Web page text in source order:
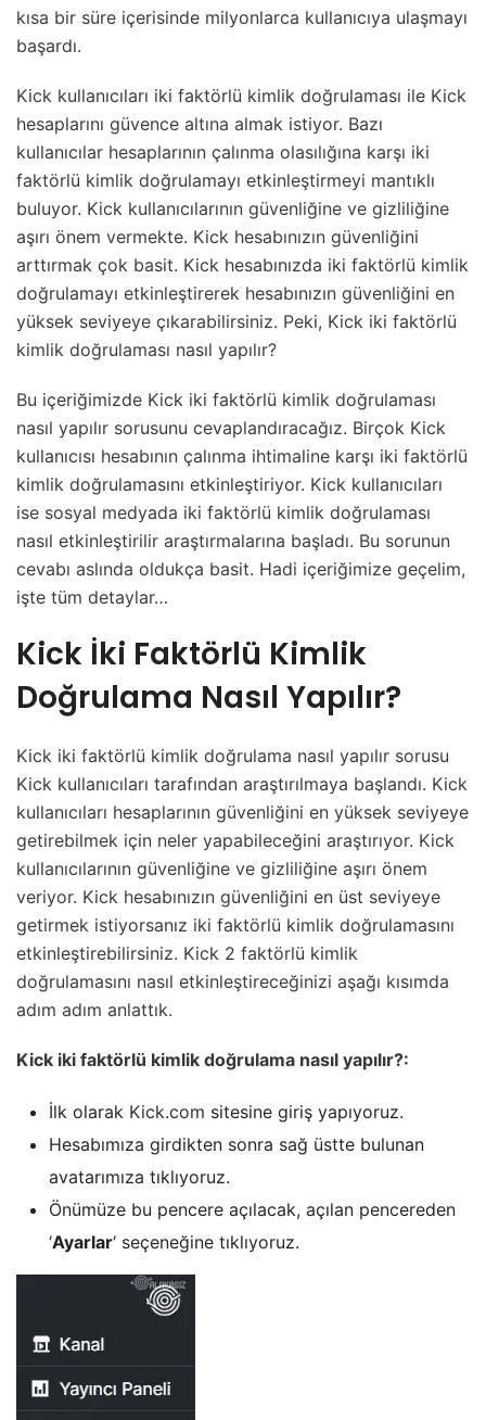
kısa bir süre içerisinde milyonlarca kullanıcıya ulaşmayı
başardı.
Kick kullanıcıları iki faktörlü kimlik doğrulaması ile Kick
hesaplarını güvence altına almak istiyor. Bazı
kullanıcılar hesaplarının çalınma olasılığına karşı iki
faktörlü kimlik doğrulamayı etkinleştirmeyi mantıklı
buluyor. Kick kullanıcılarının güvenliğine ve gizliliğine
aşırı önem vermekte. Kick hesabınızın güvenliğini
arttırmak çok basit. Kick hesabınızda iki faktörlü kimlik
doğrulamayı etkinleştirerek hesabınızın güvenliğini en
yüksek seviyeye çıkarabilirsiniz. Peki, Kick iki faktörlü
kimlik doğrulaması nasıl yapılır?
Bu içeriğimizde Kick iki faktörlü kimlik doğrulaması
nasıl yapılır sorusunu cevaplandıracağız. Birçok Kick
kullanıcısı hesabının çalınma ihtimaline karşı iki faktörlü
kimlik doğrulamasını etkinleştiriyor. Kick kullanıcıları
ise sosyal medyada iki faktörlü kimlik doğrulaması
nasıl etkinleştirilir araştırmalarına başladı. Bu sorunun
cevabı aslında oldukça basit. Hadi içeriğimize geçelim,
işte tüm detaylar…
Kick İki Faktörlü Kimlik
Doğrulama Nasıl Yapılır?
Kick iki faktörlü kimlik doğrulama nasıl yapılır sorusu
Kick kullanıcıları tarafından araştırılmaya başlandı. Kick
kullanıcıları hesaplarının güvenliğini en yüksek seviyeye
getirebilmek için neler yapabileceğini araştırıyor. Kick
kullanıcılarının güvenliğine ve gizliliğine aşırı önem
veriyor. Kick hesabınızın güvenliğini en üst seviyeye
getirmek istiyorsanız iki faktörlü kimlik doğrulamasını
etkinleştirebilirsiniz. Kick 2 faktörlü kimlik
doğrulamasını nasıl etkinleştireceğinizi aşağı kısımda
adım adım anlattık.
Kick iki faktörlü kimlik doğrulama nasıl yapılır?:
İlk olarak Kick.com sitesine giriş yapıyoruz.
Hesabımıza girdikten sonra sağ üstte bulunan
avatarımıza tıklıyoruz.
Önümüze bu pencere açılacak, açılan pencereden
‘Ayarlar‘ seçeneğine tıklıyoruz.